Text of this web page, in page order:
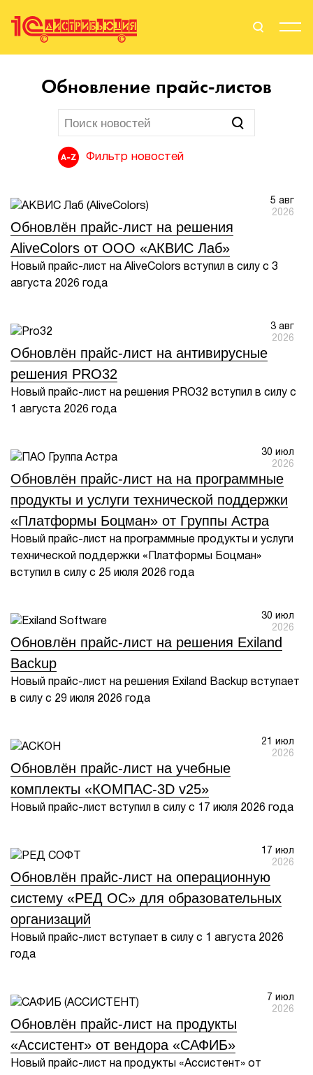
Поиск Вход
Стать Партнером
Вендоры
Партнерам
События
Обновление прайс-листов
Фильтр новостей
5 авг
2026
Обновлён прайс-лист на решения
AliveColors от ООО «АКВИС Лаб»
Новый прайс-лист на AliveColors вступил в силу с 3
августа 2026 года
3 авг
2026
Обновлён прайс-лист на антивирусные
решения PRO32
Новый прайс-лист на решения PRO32 вступил в силу с
1 августа 2026 года
30 июл
2026
Обновлён прайс-лист на на программные
продукты и услуги технической поддержки
«Платформы Боцман» от Группы Астра
Новый прайс-лист на программные продукты и услуги
технической поддержки «Платформы Боцман»
вступил в силу с 25 июля 2026 года
30 июл
2026
Обновлён прайс-лист на решения Exiland
Backup
Новый прайс-лист на решения Exiland Backup вступает
в силу с 29 июля 2026 года
21 июл
2026
Обновлён прайс-лист на учебные
комплекты «КОМПАС-3D v25»
Новый прайс-лист вступил в силу с 17 июля 2026 года
17 июл
2026
Обновлён прайс-лист на операционную
систему «РЕД ОС» для образовательных
организаций
Новый прайс-лист вступает в силу с 1 августа 2026
года
7 июл
2026
Обновлён прайс-лист на продукты
«Ассистент» от вендора «САФИБ»
Новый прайс-лист на продукты «Ассистент» от